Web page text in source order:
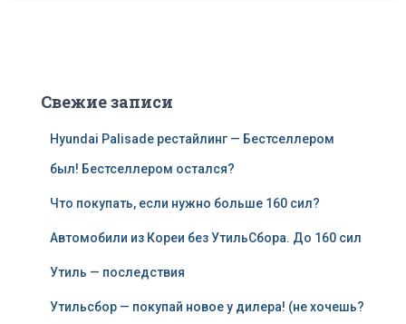
Свежие записи
Hyundai Palisade рестайлинг — Бестселлером
был! Бестселлером остался?
Что покупать, если нужно больше 160 сил?
Автомобили из Кореи без УтильСбора. До 160 сил
Утиль — последствия
Утильсбор — покупай новое у дилера! (не хочешь?